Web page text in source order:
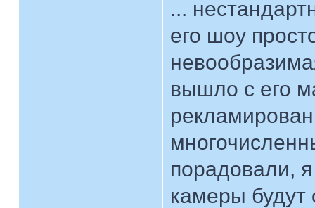
...
его шоу
вышло с его
порадовали,
камеры будут